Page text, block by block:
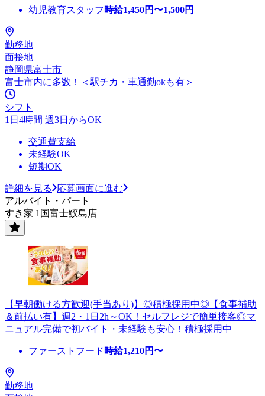
幼児教育スタッフ 時給1,450円〜1,500円
勤務地
面接地
静岡県富士市
富士市内に多数！＜駅チカ・車通勤okも有＞
シフト
1日4時間 週3日からOK
交通費支給
未経験OK
短期OK
詳細を見る
応募画面に進む
アルバイト・パート
すき家 1国富士鮫島店
【早朝働ける方歓迎(手当あり)】◎積極採用中◎【食事補助
＆前払い有】週2・1日2h～OK！セルフレジで簡単接客◎マ
ニュアル完備で初バイト・未経験も安心！積極採用中
ファーストフード 時給1,210円〜
勤務地